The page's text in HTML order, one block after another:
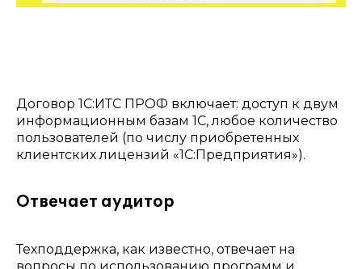
Договор 1С:ИТС ПРОФ включает: доступ к двум
информационным базам 1С, любое количество
пользователей (по числу приобретенных
клиентских лицензий «1С:Предприятия»).
Отвечает аудитор
Техподдержка, как известно, отвечает на